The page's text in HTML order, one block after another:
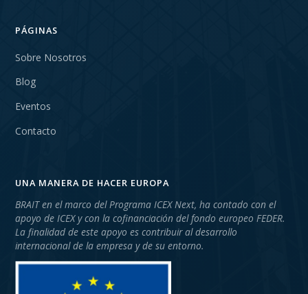
PÁGINAS
Sobre Nosotros
Blog
Eventos
Contacto
UNA MANERA DE HACER EUROPA
BRAIT en el marco del Programa ICEX Next, ha contado con el
apoyo de ICEX y con la cofinanciación del fondo europeo FEDER.
La finalidad de este apoyo es contribuir al desarrollo
internacional de la empresa y de su entorno.